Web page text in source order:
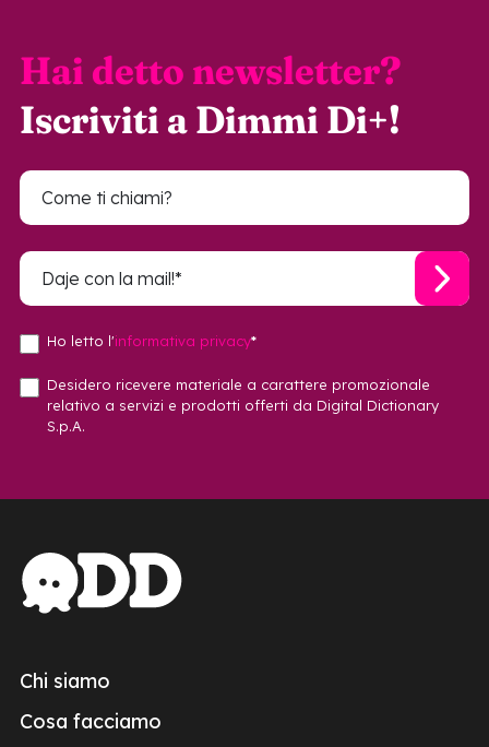
Hai detto newsletter?
Iscriviti a Dimmi Di+!
Ho letto l'informativa privacy*
Desidero ricevere materiale a carattere promozionale
relativo a servizi e prodotti offerti da Digital Dictionary
S.p.A.
Chi siamo
Cosa facciamo